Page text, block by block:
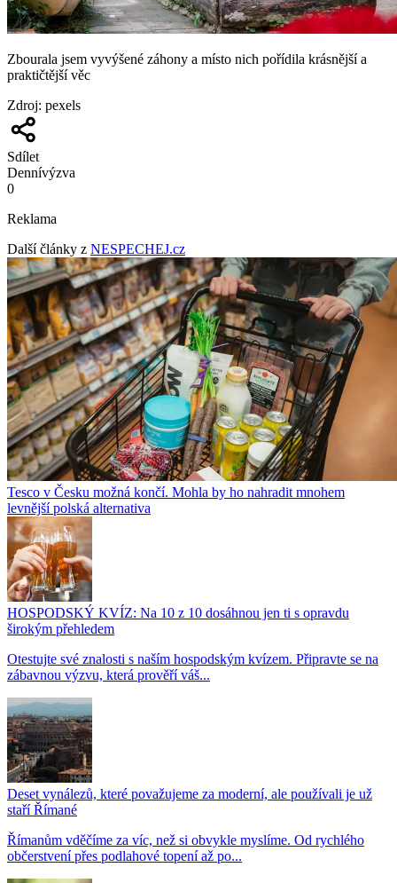
Zbourala jsem vyvýšené záhony a místo nich pořídila krásnější a
praktičtější věc
Zdroj: pexels
Sdílet
Dennívýzva
0
Reklama
Další články z NESPECHEJ.cz
Tesco v Česku možná končí. Mohla by ho nahradit mnohem
levnější polská alternativa
HOSPODSKÝ KVÍZ: Na 10 z 10 dosáhnou jen ti s opravdu
širokým přehledem
Otestujte své znalosti s naším hospodským kvízem. Připravte se na
zábavnou výzvu, která prověří váš...
Deset vynálezů, které považujeme za moderní, ale používali je už
staří Římané
Římanům vděčíme za víc, než si obvykle myslíme. Od rychlého
občerstvení přes podlahové topení až po...